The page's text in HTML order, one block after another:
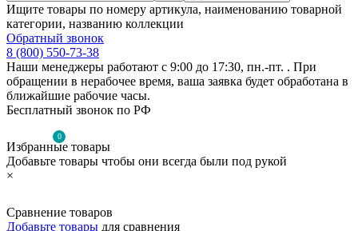
Ищите товары по номеру артикула, наименованию товарной
категории, названию коллекции
Обратный звонок
8 (800) 550-73-38
Наши менеджеры работают с 9:00 до 17:30, пн.-пт. . При
обращении в нерабочее время, ваша заявка будет обработана в
ближайшие рабочие часы.
Бесплатный звонок по РФ
0
Избранные товары
Добавьте товары чтобы они всегда были под рукой
×
Сравнение товаров
Добавьте товары для сравнения